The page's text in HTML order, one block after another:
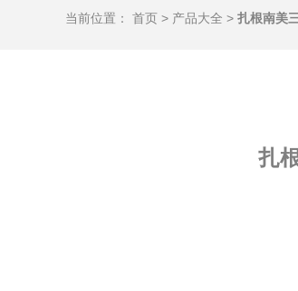
当前位置： 首页 > 产品大全 > 扎根南美
扎